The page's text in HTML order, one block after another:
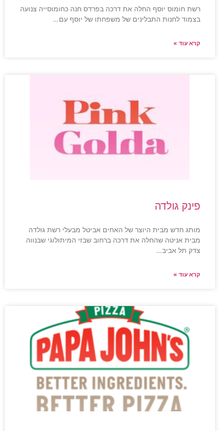
רשת חומוס יוסף החלה את דרכה בפרדס חנה כחומוסייה צנועה
בצמוד לחנות התבלינים של משפחתו של יוסף עם…
קרא עוד »
פינק גולדה
מותג חדש מבית היוצר של האחים אביטל מבעלי רשת גולדה
מבית אניטה שהחלה את דרכה ברחוב שבזי המיתולוגי שבנווה
צדק תל אביב…
קרא עוד »